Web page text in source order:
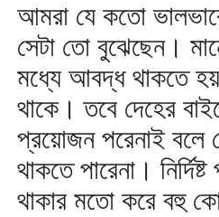
আমরা যে কতো
সেটা তো বুঝেছেন।
মধ্যে আবদ্ধ থাকতে
থাকে। তবে দেহের
প্রয়োজন পরেনাই বলে
থাকতে পারেনা।
থাকার মতো করে বহু